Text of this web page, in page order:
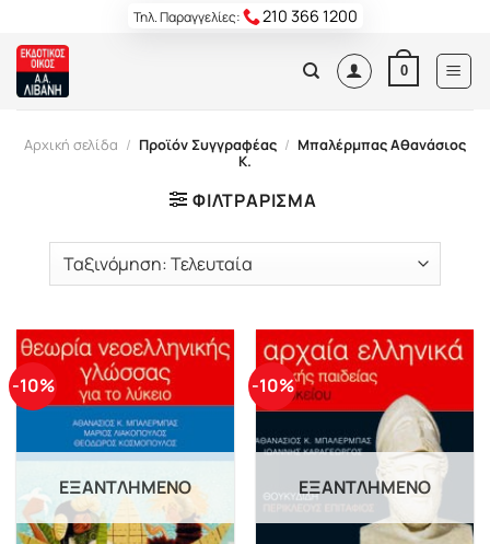
content
Τηλ. Παραγγελίες: 210 366 1200
0
Αρχική σελίδα / Προϊόν Συγγραφέας / Μπαλέρμπας Αθανάσιος
Κ.
ΦΙΛΤΡΆΡΙΣΜΑ
-10%
ΕΞΑΝΤΛΗΜΈΝΟ
-10%
ΕΞΑΝΤΛΗΜΈΝΟ